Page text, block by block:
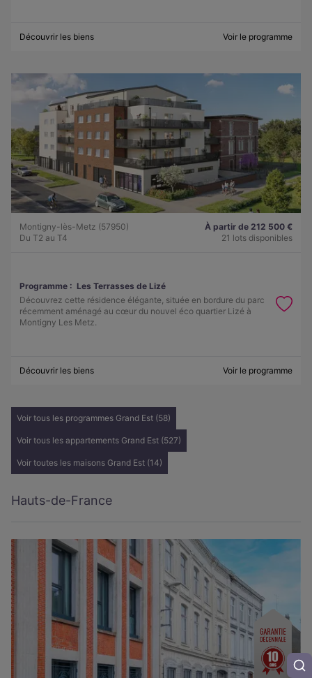
Découvrir les biens Voir le programme
Montigny-lès-Metz (57950)
Du T2 au T4
À partir de 212 500 €
21 lots disponibles
Programme : Les Terrasses de Lizé
Découvrez cette résidence élégante, située en bordure du parc
récemment aménagé au cœur du nouvel éco quartier Lizé à
Montigny Les Metz.
Découvrir les biens Voir le programme
Voir tous les programmes Grand Est (58)
Voir tous les appartements Grand Est (527)
Voir toutes les maisons Grand Est (14)
Hauts-de-France